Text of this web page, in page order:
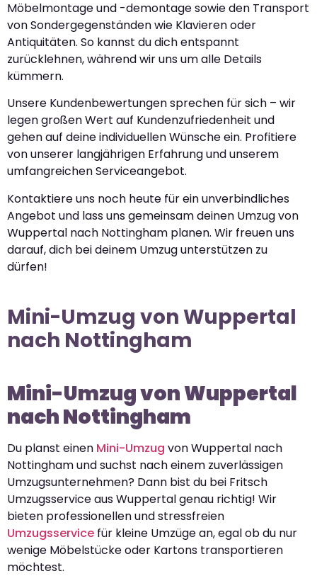
Möbelmontage und -demontage sowie den Transport
von Sondergegenständen wie Klavieren oder
Antiquitäten. So kannst du dich entspannt
zurücklehnen, während wir uns um alle Details
kümmern.
Unsere Kundenbewertungen sprechen für sich – wir
legen großen Wert auf Kundenzufriedenheit und
gehen auf deine individuellen Wünsche ein. Profitiere
von unserer langjährigen Erfahrung und unserem
umfangreichen Serviceangebot.
Kontaktiere uns noch heute für ein unverbindliches
Angebot und lass uns gemeinsam deinen Umzug von
Wuppertal nach Nottingham planen. Wir freuen uns
darauf, dich bei deinem Umzug unterstützen zu
dürfen!
Mini-Umzug von Wuppertal
nach Nottingham
Mini-Umzug von Wuppertal
nach Nottingham
Du planst einen Mini-Umzug von Wuppertal nach
Nottingham und suchst nach einem zuverlässigen
Umzugsunternehmen? Dann bist du bei Fritsch
Umzugsservice aus Wuppertal genau richtig! Wir
bieten professionellen und stressfreien
Umzugsservice für kleine Umzüge an, egal ob du nur
wenige Möbelstücke oder Kartons transportieren
möchtest.